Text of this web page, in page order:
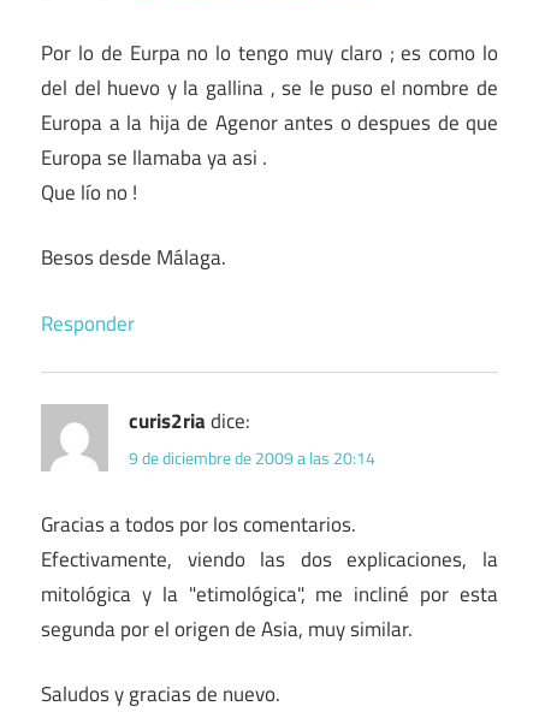
Por lo de Eurpa no lo tengo muy claro ; es como lo
del del huevo y la gallina , se le puso el nombre de
Europa a la hija de Agenor antes o despues de que
Europa se llamaba ya asi .
Que lío no !
Besos desde Málaga.
Responder
curis2riadice:
9 de diciembre de 2009 a las 20:14
Gracias a todos por los comentarios.
Efectivamente, viendo las dos explicaciones, la
mitológica y la "etimológica", me incliné por esta
segunda por el origen de Asia, muy similar.
Saludos y gracias de nuevo.